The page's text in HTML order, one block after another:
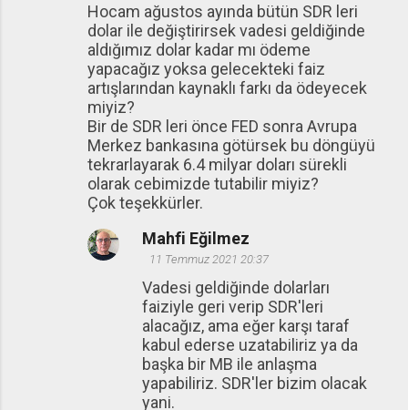
Hocam ağustos ayında bütün SDR leri
dolar ile değiştirirsek vadesi geldiğinde
aldığımız dolar kadar mı ödeme
yapacağız yoksa gelecekteki faiz
artışlarından kaynaklı farkı da ödeyecek
miyiz?
Bir de SDR leri önce FED sonra Avrupa
Merkez bankasına götürsek bu döngüyü
tekrarlayarak 6.4 milyar doları sürekli
olarak cebimizde tutabilir miyiz?
Çok teşekkürler.
Mahfi Eğilmez
11 Temmuz 2021 20:37
Vadesi geldiğinde dolarları
faiziyle geri verip SDR'leri
alacağız, ama eğer karşı taraf
kabul ederse uzatabiliriz ya da
başka bir MB ile anlaşma
yapabiliriz. SDR'ler bizim olacak
yani.